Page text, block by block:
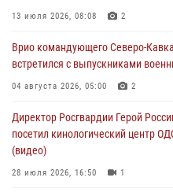
Росгвардейцы обеспечили
08 августа 2026, 07:00
ОМОН «Ойрат» Управления
08 августа 2026, 07:00
13 июля 2026, 08:08 2
Врио командующего Северо-
встретился с выпускниками
04 августа 2026, 05:00 2
Директор Росгвардии Герой
посетил кинологический центр
(видео)
28 июля 2026, 16:50 1